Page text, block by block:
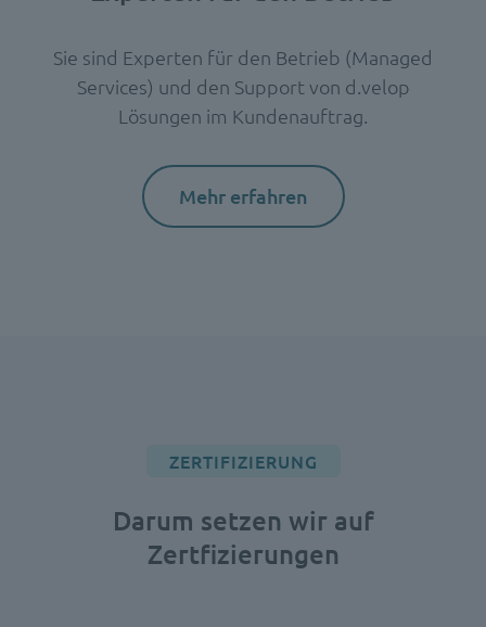
Sie sind Experten für den Betrieb (Managed
Services) und den Support von d.velop
Lösungen im Kundenauftrag.
Mehr erfahren
ZERTIFIZIERUNG
Darum setzen wir auf
Zertfizierungen